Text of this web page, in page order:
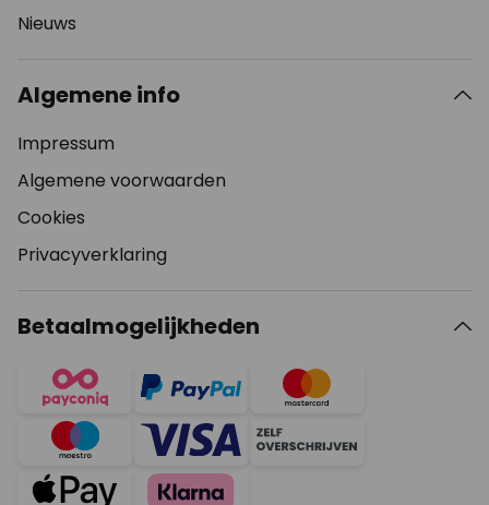
Nieuws
Algemene info
Impressum
Algemene voorwaarden
Cookies
Privacyverklaring
Betaalmogelijkheden